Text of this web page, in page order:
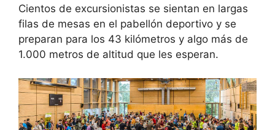
Cientos de excursionistas se sientan en largas
filas de mesas en el pabellón deportivo y se
preparan para los 43 kilómetros y algo más de
1.000 metros de altitud que les esperan.